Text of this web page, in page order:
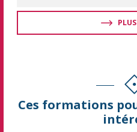
Ces formations